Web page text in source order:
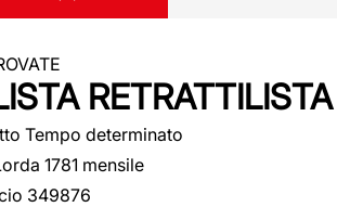
RETRATTILISTA
Tempo determinato
1781 mensile
349876